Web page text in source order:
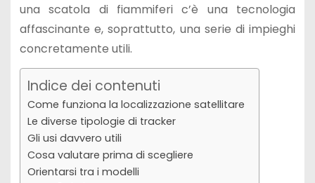
una scatola di fiammiferi c’è una tecnologia
affascinante e, soprattutto, una serie di impieghi
concretamente utili.
Indice dei contenuti
Come funziona la localizzazione satellitare
Le diverse tipologie di tracker
Gli usi davvero utili
Cosa valutare prima di scegliere
Orientarsi tra i modelli